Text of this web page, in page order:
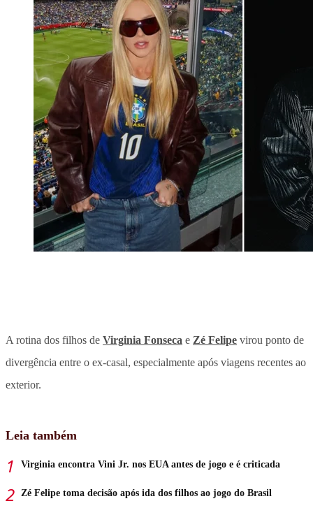
A rotina dos filhos de Virginia Fonseca e Zé Felipe virou ponto de
divergência entre o ex-casal, especialmente após viagens recentes ao
exterior.
Leia também
Virginia encontra Vini Jr. nos EUA antes de jogo e é criticada
Zé Felipe toma decisão após ida dos filhos ao jogo do Brasil